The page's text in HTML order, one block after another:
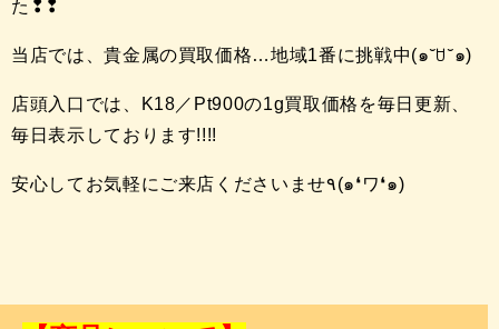
た❢❢
当店では、貴金属の買取価格…地域1番に挑戦中(๑˘ꇴ˘๑)
店頭入口では、K18／Pt900の1g買取価格を毎日更新、
毎日表示しております!!!!
安心してお気軽にご来店くださいませ٩(๑❛ワ❛๑)